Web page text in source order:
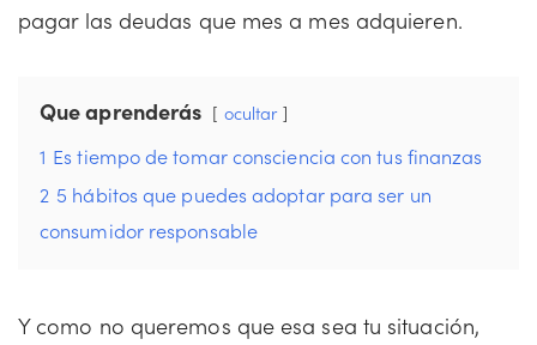
pagar las deudas que mes a mes adquieren.
Que aprenderás ocultar
1 Es tiempo de tomar consciencia con tus finanzas
2 5 hábitos que puedes adoptar para ser un
consumidor responsable
Y como no queremos que esa sea tu situación,